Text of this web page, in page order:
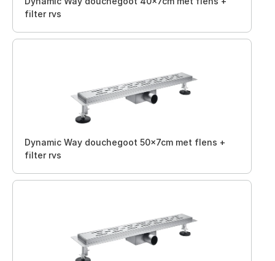
filter rvs
Dynamic Way douchegoot 50x7cm met flens +
filter rvs